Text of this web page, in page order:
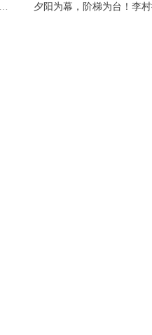
夕阳为幕，阶梯为台！李